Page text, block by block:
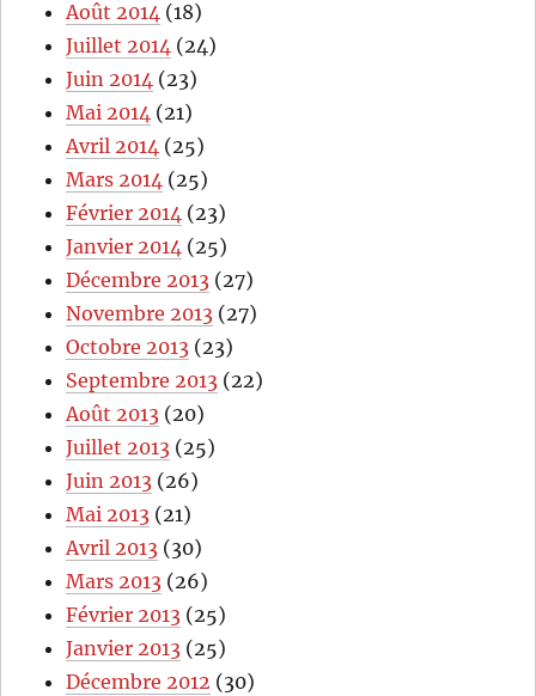
Août 2014 (18)
Juillet 2014 (24)
Juin 2014 (23)
Mai 2014 (21)
Avril 2014 (25)
Mars 2014 (25)
Février 2014 (23)
Janvier 2014 (25)
Décembre 2013 (27)
Novembre 2013 (27)
Octobre 2013 (23)
Septembre 2013 (22)
Août 2013 (20)
Juillet 2013 (25)
Juin 2013 (26)
Mai 2013 (21)
Avril 2013 (30)
Mars 2013 (26)
Février 2013 (25)
Janvier 2013 (25)
Décembre 2012 (30)